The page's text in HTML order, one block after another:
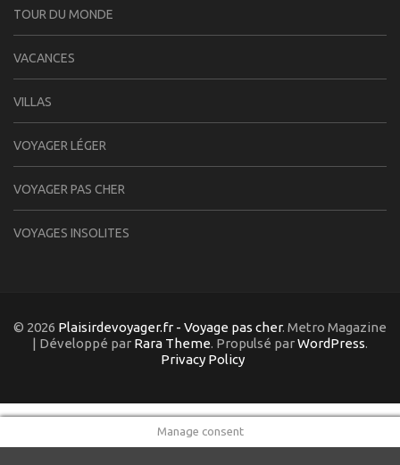
TOUR DU MONDE
VACANCES
VILLAS
VOYAGER LÉGER
VOYAGER PAS CHER
VOYAGES INSOLITES
© 2026 Plaisirdevoyager.fr - Voyage pas cher. Metro Magazine
| Développé par Rara Theme. Propulsé parWordPress.
Privacy Policy
Manage consent